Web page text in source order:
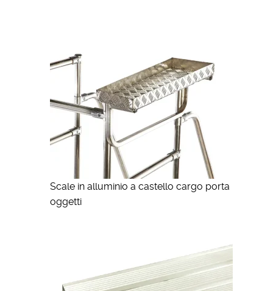
Scale in alluminio a castello cargo porta
oggetti